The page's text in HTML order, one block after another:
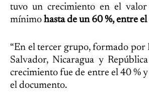
tuvo un crecimiento en el
mínimo hasta de un 60 %, entre
“En el tercer grupo, formado por
Salvador, Nicaragua y
crecimiento fue de entre el 40 % y
el documento.